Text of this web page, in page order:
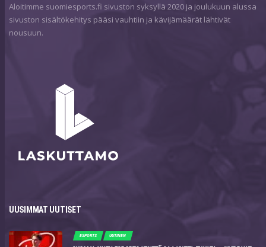
Aloitimme suomiesports.fi sivuston syksyllä 2020 ja joulukuun alussa
sivuston sisältökehitys pääsi vauhtiin ja kävijämäärät lähtivät
nousuun.
UUSIMMAT UUTISET
ESPORTS UUTINEN